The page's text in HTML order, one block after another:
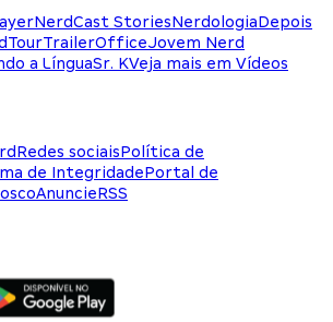
NerdCast StoriesNerdologiaDepois
TrailerOfficeJovem Nerd
a LínguaSr. KVeja mais em Vídeos
Redes sociaisPolítica de
de IntegridadePortal de
AnuncieRSS